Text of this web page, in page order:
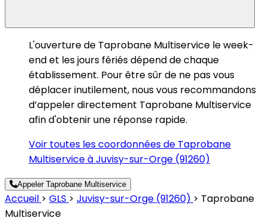
L'ouverture de Taprobane Multiservice le week-
end et les jours fériés dépend de chaque
établissement. Pour être sûr de ne pas vous
déplacer inutilement, nous vous recommandons
d’appeler directement Taprobane Multiservice
afin d'obtenir une réponse rapide.
Voir toutes les coordonnées de Taprobane
Multiservice à Juvisy-sur-Orge (91260)
Appeler Taprobane Multiservice
Accueil > GLS > Juvisy-sur-Orge (91260) > Taprobane
Multiservice